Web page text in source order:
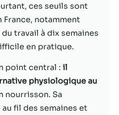
ces seuils sont
notamment
travail à dix semaines
en pratique.
point central : il
physiologique au
nourrisson. Sa
fil des semaines et
fonctionnement
du site Web.
Statistiques
puissions
améliorer la
fonctionnalité
et la structure
du site Web,